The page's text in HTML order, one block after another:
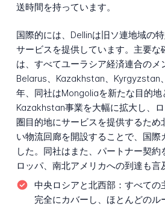
送時間を持っています。
国際的には、Dellinは旧ソ連地域の
サービスを提供しています。主要な
は、すべてユーラシア経済連合のメ
Belarus、Kazakhstan、Kyrgyzstan
年、同社はMongoliaを新たな目的地
Kazakhstan事業を大幅に拡大し、
圏目的地にサービスを提供するため
い物流回廊を開設することで、国際
した。同社はまた、パートナー契
ロッパ、南北アメリカへの到達も言
中央ロシアと北西部： すべての
完全にカバーし、ほとんどのル